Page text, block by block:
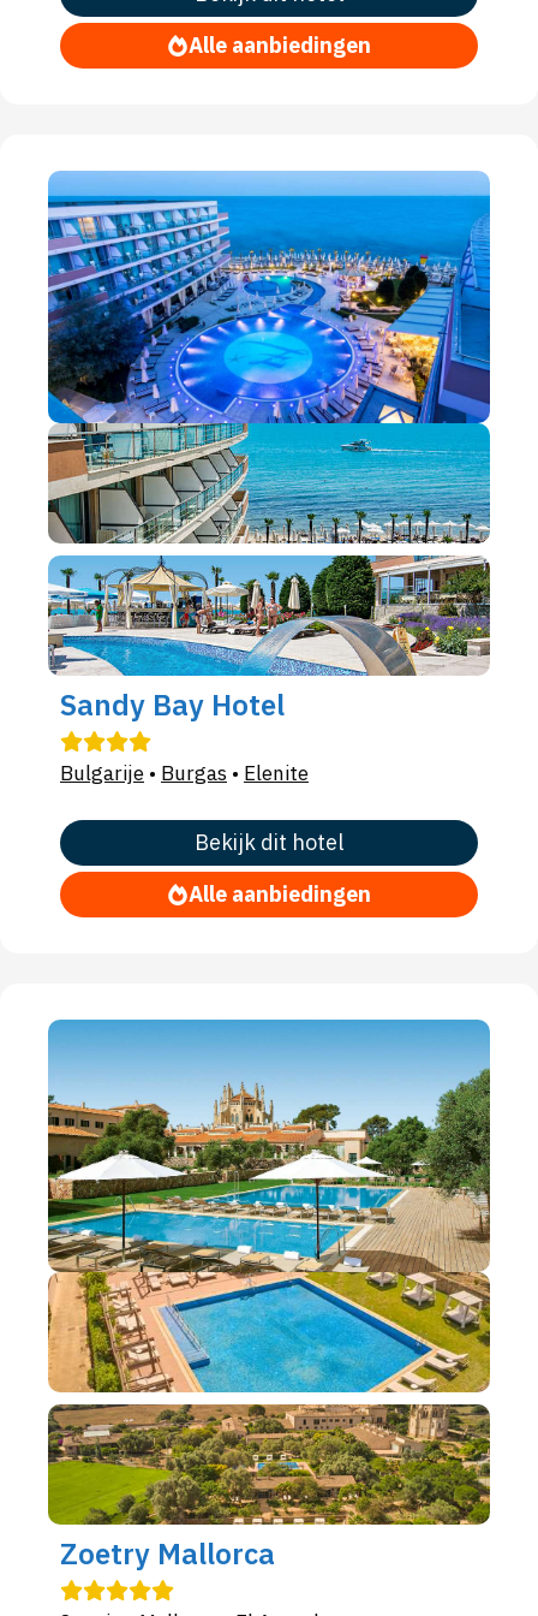
Alle aanbiedingen
Sandy Bay Hotel
Bulgarije • Burgas • Elenite
Bekijk dit hotel
Alle aanbiedingen
Zoetry Mallorca